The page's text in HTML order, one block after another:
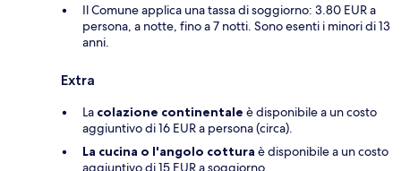
Il Comune applica una tassa di soggiorno: 3.80 EUR a
persona, a notte, fino a 7 notti. Sono esenti i minori di 13
anni.
Extra
La colazione continentale è disponibile a un costo
aggiuntivo di 16 EUR a persona (circa).
La cucina o l'angolo cottura è disponibile a un costo
aggiuntivo di 15 EUR a soggiorno.